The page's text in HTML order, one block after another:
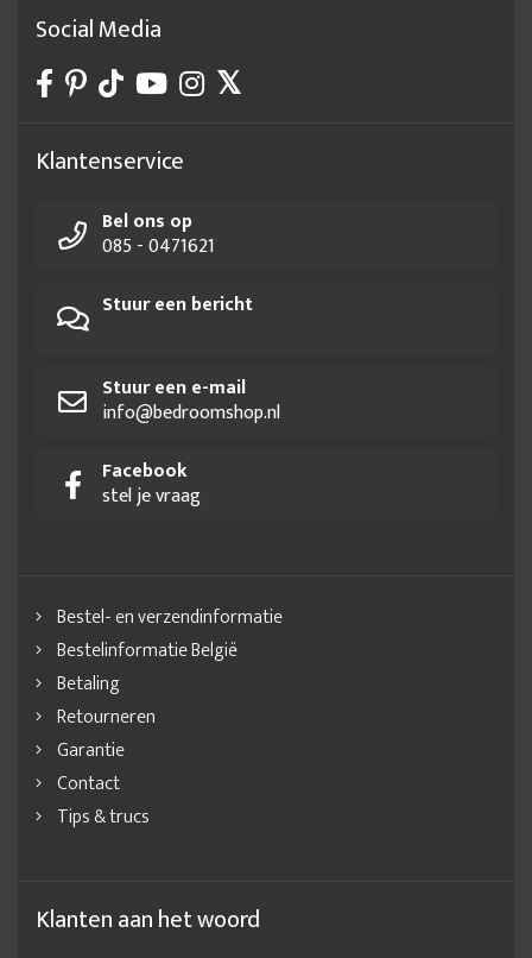
Social Media
Klantenservice
Bel ons op
085 - 0471621
Stuur een bericht
Stuur een e-mail
info@bedroomshop.nl
Facebook
stel je vraag
Bestel- en verzendinformatie
Bestelinformatie België
Betaling
Retourneren
Garantie
Contact
Tips & trucs
Klanten aan het woord